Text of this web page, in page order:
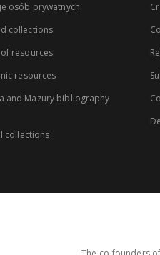
osób prywatnych
collections
resources
resources
and Mazury bibliography
collections